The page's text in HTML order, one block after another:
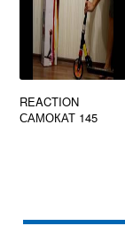
REACTION
САМОКАТ 145